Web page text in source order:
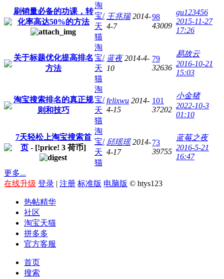
刷销量必备的功课，转
化率高达50%的方法
淘
宝/
天
猫
王兆瑞 2014-
4-7
98
43009
gu123456
2015-11-27
17:26
关于标题优化提高排名
方法
淘
宝/
天
猫
蓝夜 2014-4-
10
79
32636
易故云
2016-10-21
15:03
淘宝搜索排名的真正规
则和技巧
淘
宝/
天
猫
felixwu 2014-
4-15
101
37202
小金猪
2022-10-3
01:10
7天轻松上淘宝搜索首
页 - [!price! 3 荷币]
淘
宝/
天
猫
邱瑶瑶 2014-
4-17
73
39755
蓝莓之夜
2016-5-21
16:47
更多...
在线升级 登录 | 注册 标准版 电脑版 © htys123
热帖精华
社区
淘宝天猫
拼多多
官方客服
首页
搜索